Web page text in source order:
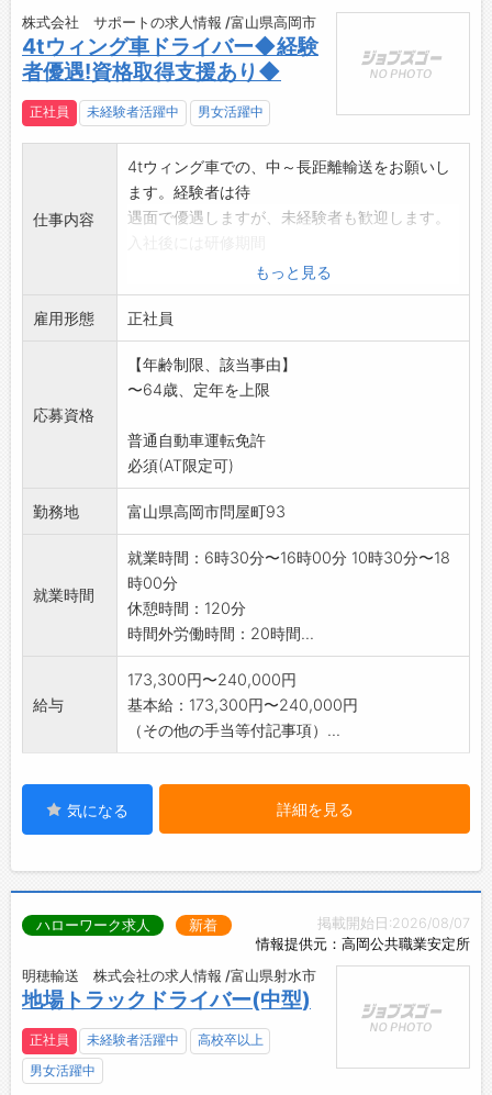
株式会社 サポートの求人情報 /富山県高岡市
4tウィング車ドライバー◆経験
者優遇!資格取得支援あり◆
正社員 未経験者活躍中 男女活躍中
仕事内容
4tウィング車での、中～長距離輸送をお願いし
ます。経験者は待
遇面で優遇しますが、未経験者も歓迎します。
を設けており、丁寧にお教えしますのでお気軽
にご応募ください!
■4tウィング車での中距離・長距離チャーター
ドライバー
・主な積荷は新設・改装される商業施設やコン
ビニの店舗什器
・什器は基本的に車上での受け渡し
什器の配達を通じて様々な地域のお店に貢献す
るやりがいのある仕
事です。中型免許の取得支援制度があり、取得
ますので
お気軽にご応募ください!【業務の変更範囲:変
更なし】
もっと見る
雇用形態 正社員
応募資格
【年齢制限、該当事由】
〜64歳、定年を上限
普通自動車運転免許
必須(AT限定可)
勤務地 富山県高岡市問屋町93
就業時間
就業時間：6時30分〜16時00分 10時30分〜18
時00分
休憩時間：120分
時間外労働時間：20時間...
給与
173,300円〜240,000円
基本給：173,300円〜240,000円
（その他の手当等付記事項）...
気になる 詳細を見る
掲載開始日:2026/08/07
情報提供元：高岡公共職業安定所
ハローワーク求人 新着
明穂輸送 株式会社の求人情報 /富山県射水市
地場トラックドライバー(中型)
正社員 未経験者活躍中
高校卒以上
男女活躍中